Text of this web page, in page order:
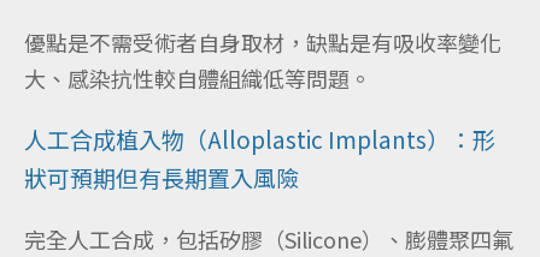
優點是不需受術者自身取材，缺點是有吸收率變化
大、感染抗性較自體組織低等問題。
人工合成植入物（Alloplastic Implants）：形
狀可預期但有長期置入風險
完全人工合成，包括矽膠（Silicone）、膨體聚四氟